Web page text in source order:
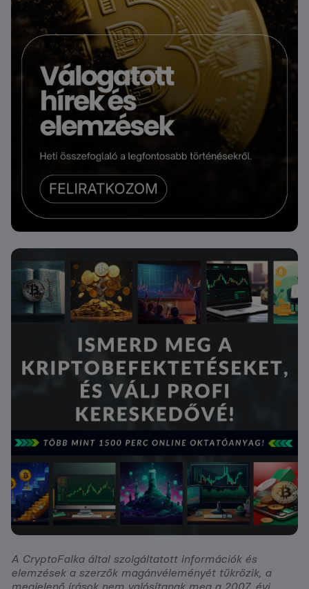
A CryptoFalka által szolgáltatott információk és
elemzések a szerzők magánvéleményét tükrözik, a